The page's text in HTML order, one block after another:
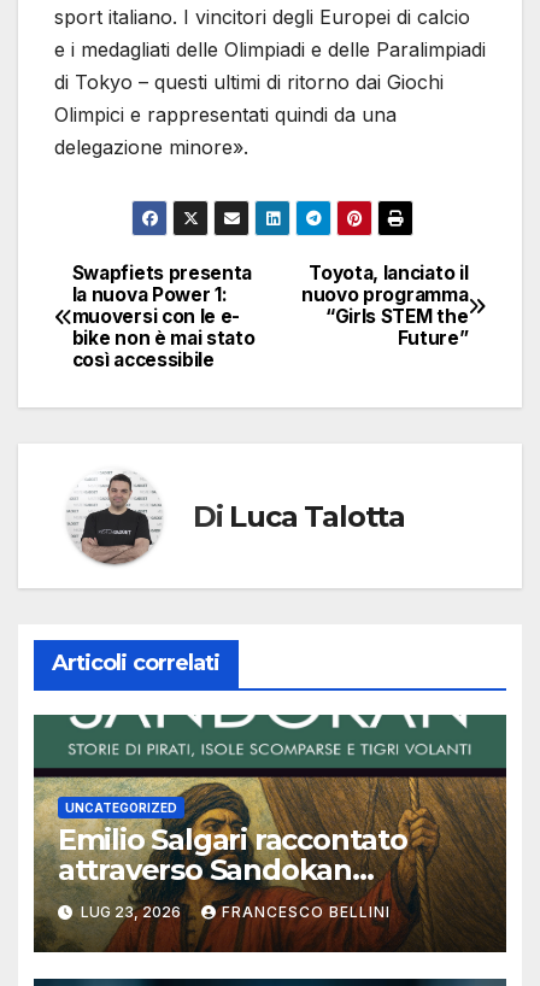
sport italiano. I vincitori degli Europei di calcio
e i medagliati delle Olimpiadi e delle Paralimpiadi
di Tokyo – questi ultimi di ritorno dai Giochi
Olimpici e rappresentati quindi da una
delegazione minore».
Navigazione
articoli
Toyota, lanciato il
nuovo programma
“Girls STEM the
Future”
Swapfiets presenta
la nuova Power 1:
muoversi con le e-
bike non è mai stato
così accessibile
Di Luca Talotta
Articoli correlati
UNCATEGORIZED
Emilio Salgari raccontato
attraverso Sandokan
(seconda ed ultima parte)
LUG 23, 2026 FRANCESCO BELLINI